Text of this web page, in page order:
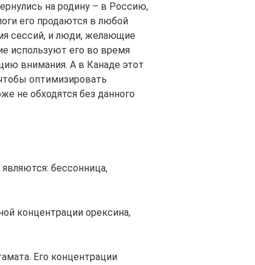
на родину – в Россию,
его продаются в любой
сессий, и люди, желающие
используют его во время
внимания. А в Канаде этот
оптимизировать
не обходятся без данного
бессонница,
концентрации орексина,
Его концентрации